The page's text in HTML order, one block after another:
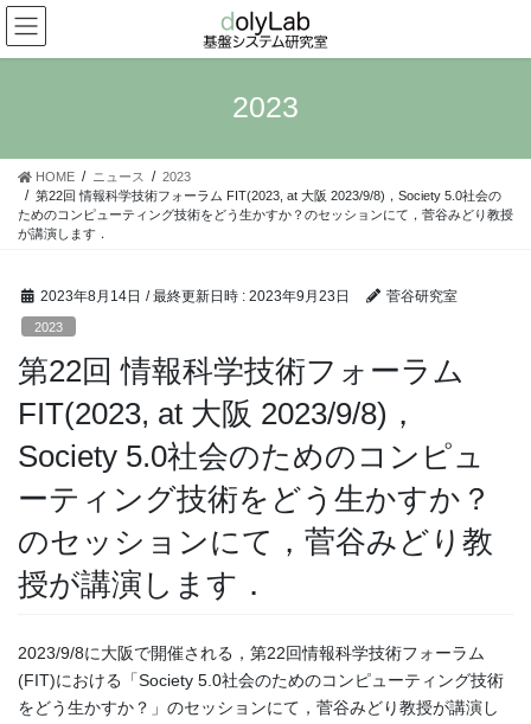
コ
ン
テ
ス
ナ
ビ
ゲ
ン
2023
HOME ニュース
2023
第22回 情報科学技術フォーラム FIT(2023, at 大阪 2023/9/8)，Society 5.0社会の
ためのコンピューティング技術をどう生かすか？のセッションにて，菅谷みどり教授
が講演します．
2023年8月14日 / 最終更新日時 : 2023年9月23日 菅谷研究室
2023
第22回 情報科学技術フォーラム
FIT(2023, at 大阪 2023/9/8)，
Society 5.0社会のためのコンピュ
ーティング技術をどう生かすか？
のセッションにて，菅谷みどり教
授が講演します．
2023/9/8に大阪で開催される，第22回情報科学技術フォーラム
(FIT)における「Society 5.0社会のためのコンピューティング技術
をどう生かすか？」のセッションにて，菅谷みどり教授が講演し